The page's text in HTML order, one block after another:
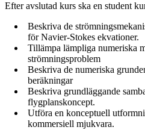
Efter avslutad kurs ska en student
Beskriva de
för Navier-Stokes ekvationer.
Tillämpa lämpliga numeriska
strömningsproblem
Beskriva de numeriska
beräkningar
Beskriva grundläggande
flygplanskoncept.
Utföra en konceptuell
kommersiell mjukvara.